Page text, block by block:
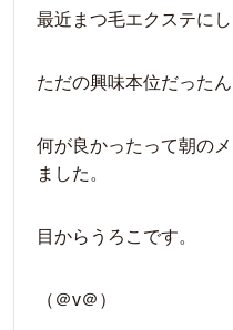
最近まつ毛エクステにし
ただの興味本位だった
何が良かったって朝の
ました。
目からうろこです。
（＠v＠）